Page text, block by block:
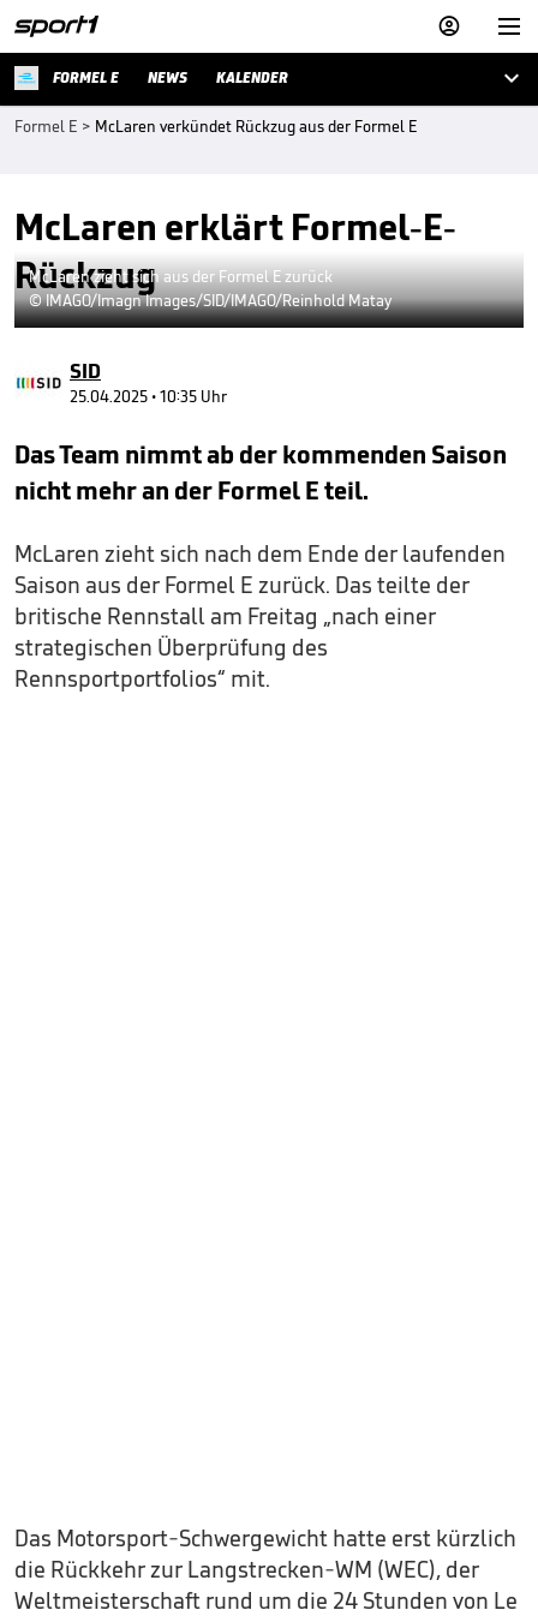


FORMEL E NEWS KALENDER 
Formel E > McLaren verkündet Rückzug aus der Formel E
McLaren erklärt Formel-E-
Rückzug
McLaren zieht sich aus der Formel E zurück
© IMAGO/Imagn Images/SID/IMAGO/Reinhold Matay
SID
25.04.2025 • 10:35 Uhr
Das Team nimmt ab der kommenden Saison
nicht mehr an der Formel E teil.
McLaren zieht sich nach dem Ende der laufenden
Saison aus der Formel E zurück. Das teilte der
britische Rennstall am Freitag „nach einer
strategischen Überprüfung des
Rennsportportfolios“ mit.
Das Motorsport-Schwergewicht hatte erst kürzlich
die Rückkehr zur Langstrecken-WM (WEC), der
Weltmeisterschaft rund um die 24 Stunden von Le